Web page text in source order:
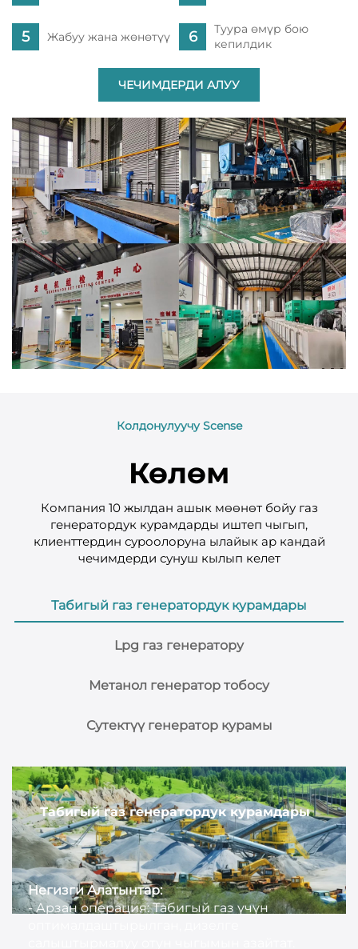
Жабуу жана жөнөтүү
Туура өмүр бою
кепилдик
ЧЕЧИМДЕРДИ АЛУУ
Колдонулуучу Scense
Көлөм
Компания 10 жылдан ашык мөөнөт бойу газ
генератордук курамдарды иштеп чыгып,
клиенттердин суроолоруна ылайык ар кандай
чечимдерди сунуш кылып келет
Табигый газ генератордук курамдары
Lpg газ генератору
Метанол генератор тобосу
Сутектүү генератор курамы
Негизги Алатынтар:
- Арзан операция: Табигый газ үчүн
Табигый газ генератордук курамдары